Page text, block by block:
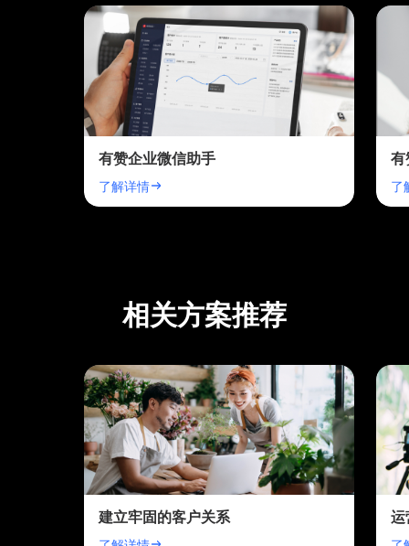
有赞企业微信助手
了解详情
有
了
相关方案推荐
建立牢固的客户关系 运